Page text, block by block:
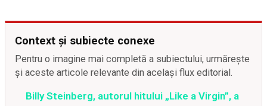
Context și subiecte conexe
Pentru o imagine mai completă a subiectului, urmărește
și aceste articole relevante din același flux editorial.
Billy Steinberg, autorul hitului „Like a Virgin”, a